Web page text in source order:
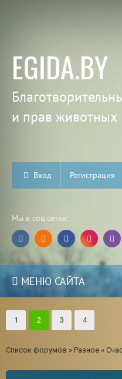
EGIDA.BY
и прав животных
Вход Регистрация
Мы в соц.сетях:
МЕНЮ САЙТА
1 2 3 4
Список форумов » Разное »